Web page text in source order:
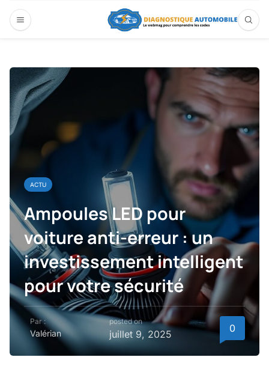
ACTU
Ampoules LED pour
voiture anti-erreur : un
investissement intelligent
pour votre sécurité
Par :
Valérian
posted on
juillet 9, 2025 0